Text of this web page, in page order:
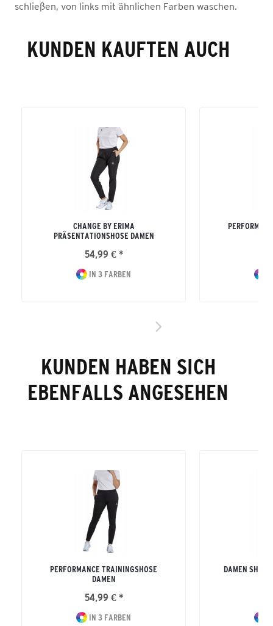
schließen, von links mit ähnlichen Farben waschen.
KUNDEN KAUFTEN AUCH
CHANGE BY ERIMA
PRÄSENTATIONSHOSE DAMEN
54,99 € *
IN 3 FARBEN
KUNDEN HABEN SICH
EBENFALLS ANGESEHEN
PERFORMANCE TRAININGSHOSE
DAMEN
54,99 € *
IN 3 FARBEN
DAMEN